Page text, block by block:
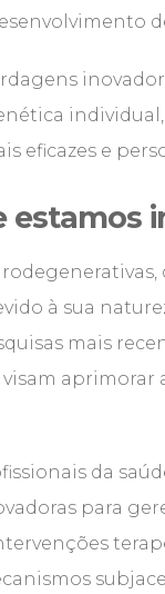
eficazes e
estamos
à sua
mais
da
para